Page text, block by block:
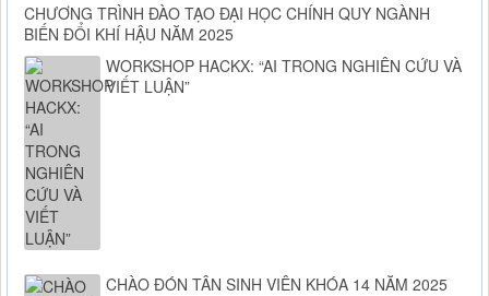
CHƯƠNG TRÌNH ĐÀO TẠO ĐẠI HỌC CHÍNH QUY NGÀNH
BIẾN ĐỔI KHÍ HẬU NĂM 2025
WORKSHOP HACKX: “AI TRONG NGHIÊN CỨU VÀ
VIẾT LUẬN”
CHÀO ĐÓN TÂN SINH VIÊN KHÓA 14 NĂM 2025